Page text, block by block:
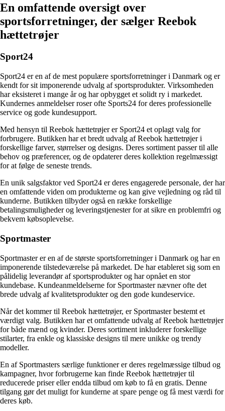
En omfattende oversigt over
sportsforretninger, der sælger Reebok
hættetrøjer
Sport24
Sport24 er en af de mest populære sportsforretninger i Danmark og er
kendt for sit imponerende udvalg af sportsprodukter. Virksomheden
har eksisteret i mange år og har opbygget et solidt ry i markedet.
Kundernes anmeldelser roser ofte Sports24 for deres professionelle
service og gode kundesupport.
Med hensyn til Reebok hættetrøjer er Sport24 et oplagt valg for
forbrugere. Butikken har et bredt udvalg af Reebok hættetrøjer i
forskellige farver, størrelser og designs. Deres sortiment passer til alle
behov og præferencer, og de opdaterer deres kollektion regelmæssigt
for at følge de seneste trends.
En unik salgsfaktor ved Sport24 er deres engagerede personale, der har
en omfattende viden om produkterne og kan give vejledning og råd til
kunderne. Butikken tilbyder også en række forskellige
betalingsmuligheder og leveringstjenester for at sikre en problemfri og
bekvem købsoplevelse.
Sportmaster
Sportmaster er en af de største sportsforretninger i Danmark og har en
imponerende tilstedeværelse på markedet. De har etableret sig som en
pålidelig leverandør af sportsprodukter og har opnået en stor
kundebase. Kundeanmeldelserne for Sportmaster nævner ofte det
brede udvalg af kvalitetsprodukter og den gode kundeservice.
Når det kommer til Reebok hættetrøjer, er Sportmaster bestemt et
værdigt valg. Butikken har et omfattende udvalg af Reebok hættetrøjer
for både mænd og kvinder. Deres sortiment inkluderer forskellige
stilarter, fra enkle og klassiske designs til mere unikke og trendy
modeller.
En af Sportmasters særlige funktioner er deres regelmæssige tilbud og
kampagner, hvor forbrugerne kan finde Reebok hættetrøjer til
reducerede priser eller endda tilbud om køb to få en gratis. Denne
tilgang gør det muligt for kunderne at spare penge og få mest værdi for
deres køb.